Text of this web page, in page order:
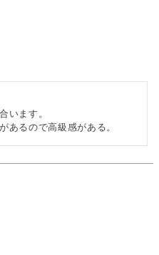
います。
あるので高級感がある。